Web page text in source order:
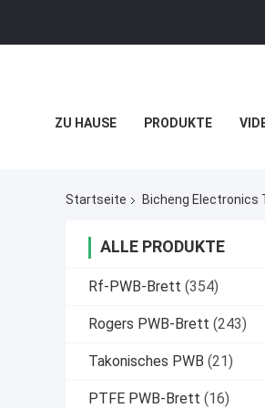
ZU HAUSE PRODUKTE
Startseite Bicheng Electronics
ALLE PRODUKTE
Rf-PWB-Brett (354)
Rogers PWB-Brett (243)
Takonisches PWB (21)
PTFE PWB-Brett (16)